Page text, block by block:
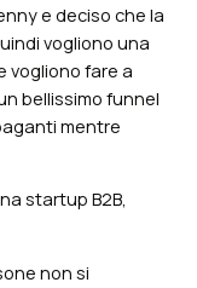
e deciso che la
vogliono una
vogliono fare a
bellissimo funnel
mentre
startup B2B,
non si